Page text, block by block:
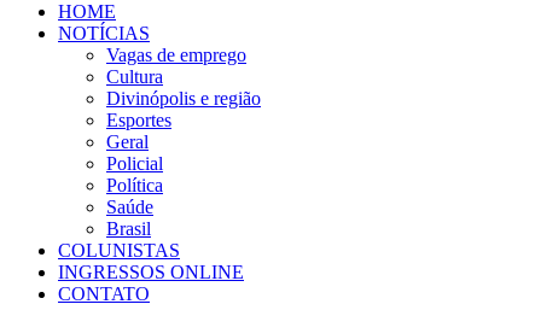
HOME
NOTÍCIAS
Vagas de emprego
Cultura
Divinópolis e região
Esportes
Geral
Policial
Política
Saúde
Brasil
COLUNISTAS
INGRESSOS ONLINE
CONTATO